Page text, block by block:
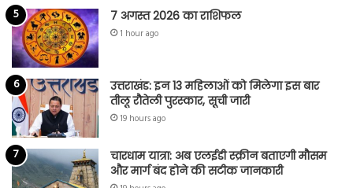
7 अगस्त 2026 का राशिफल
1 hour ago
उत्तराखंड: इन 13 महिलाओं को मिलेगा इस बार
तीलू रौतेली पुरस्कार, सूची जारी
19 hours ago
चारधाम यात्रा: अब एलईडी स्क्रीन बताएगी मौसम
और मार्ग बंद होने की सटीक जानकारी